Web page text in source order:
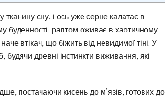
тканину сну, і ось уже серце калатає в
буденності, раптом оживає в хаотичному
втікач, що біжить від невидимої тіні. У
будячи древні інстинкти виживання, які
постачаючи кисень до м’язів, готових до